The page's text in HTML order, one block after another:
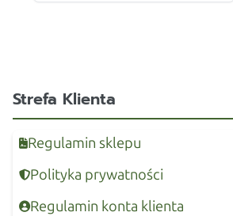
Strefa Klienta
Regulamin sklepu
Polityka prywatności
Regulamin konta klienta